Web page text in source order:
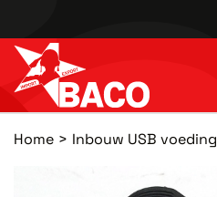
Home Inbouw USB voeding